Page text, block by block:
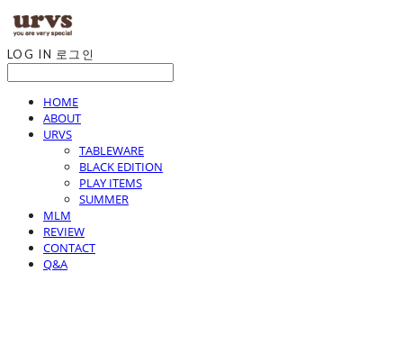
LOG IN 로그인
HOME
ABOUT
URVS
TABLEWARE
BLACK EDITION
PLAY ITEMS
SUMMER
MLM
REVIEW
CONTACT
Q&A